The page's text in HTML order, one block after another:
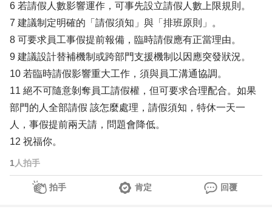
6 若請假人數影響運作，可事先設立請假人數上限規則。
7 建議制定明確的「請假須知」與「排班原則」。
8 可要求員工事假提前報備，臨時請假應有正當理由。
9 建議設計替補機制或跨部門支援機制以因應突發狀況。
10 若臨時請假影響重大工作，須與員工溝通協調。
11 絕不可隨意剝奪員工請假權，但可要求合理配合。如果
部門的人全部請假 該怎麼處理，請假須知，特休一天一
人，事假提前兩天請，問題會降低。
12 祝福你。
1 人拍手
拍手 肯定 回覆